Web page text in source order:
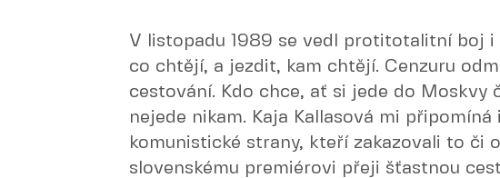
V listopadu 1989 se vedl protitotalitní boj i
co chtějí, a jezdit, kam chtějí. Cenzuru
cestování. Kdo chce, ať si jede do Moskvy
nejede nikam. Kaja Kallasová mi
komunistické strany, kteří zakazovali to či
slovenskému premiérovi přeji šťastnou